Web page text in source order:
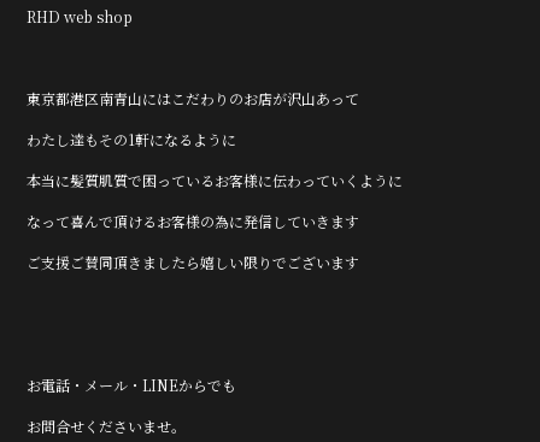
RHD web shop
東京都港区南青山にはこだわりのお店が沢山あって
わたし達もその1軒になるように
本当に髪質肌質で困っているお客様に伝わっていくように
なって喜んで頂けるお客様の為に発信していきます
ご支援ご賛同頂きましたら嬉しい限りでございます
お電話・メール・LINEからでも
お問合せくださいませ。